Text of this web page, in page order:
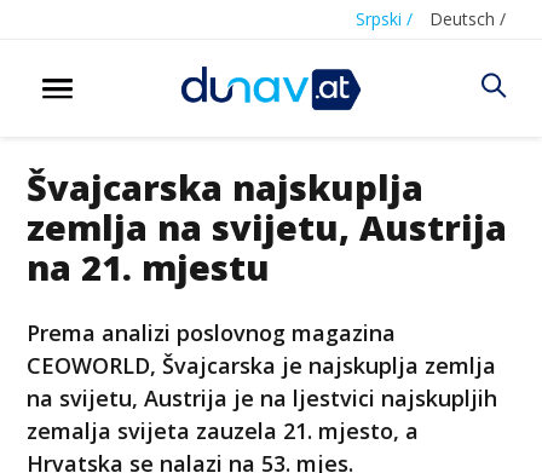
Srpski / Deutsch /
Švajcarska najskuplja
zemlja na svijetu, Austrija
na 21. mjestu
Prema analizi poslovnog magazina
CEOWORLD, Švajcarska je najskuplja zemlja
na svijetu, Austrija je na ljestvici najskupljih
zemalja svijeta zauzela 21. mjesto, a
Hrvatska se nalazi na 53. mjes.